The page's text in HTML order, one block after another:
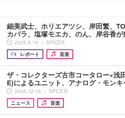
細美武士、ホリエアツシ、岸田繁、
カパラ、塩塚モエカ、のん、岸谷香
2026.6.10 ｜ SPICER
レポート
音楽
ザ・コレクターズ古市コータロー×浅
E)によるユニット、アナログ・モン
2025.12.15 ｜ SPICER
ニュース
音楽